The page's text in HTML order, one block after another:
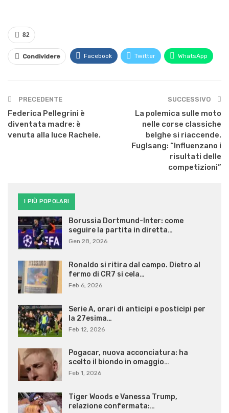
82
Condividere Facebook Twitter WhatsApp
PRECEDENTE
Federica Pellegrini è
diventata madre: è
venuta alla luce Rachele.
SUCCESSIVO
La polemica sulle moto
nelle corse classiche
belghe si riaccende.
Fuglsang: “Influenzano i
risultati delle
competizioni”
I PIÙ POPOLARI
Borussia Dortmund-Inter: come
seguire la partita in diretta…
Gen 28, 2026
Ronaldo si ritira dal campo. Dietro al
fermo di CR7 si cela…
Feb 6, 2026
Serie A, orari di anticipi e posticipi per
la 27esima…
Feb 12, 2026
Pogacar, nuova acconciatura: ha
scelto il biondo in omaggio…
Feb 1, 2026
Tiger Woods e Vanessa Trump,
relazione confermata:…